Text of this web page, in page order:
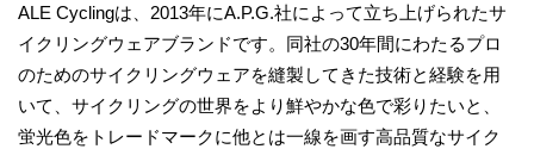
ALE Cyclingは、2013年にA.P.G.社によって立ち上げられたサ
イクリングウェアブランドです。同社の30年間にわたるプロ
のためのサイクリングウェアを縫製してきた技術と経験を用
いて、サイクリングの世界をより鮮やかな色で彩りたいと、
蛍光色をトレードマークに他とは一線を画す高品質なサイク